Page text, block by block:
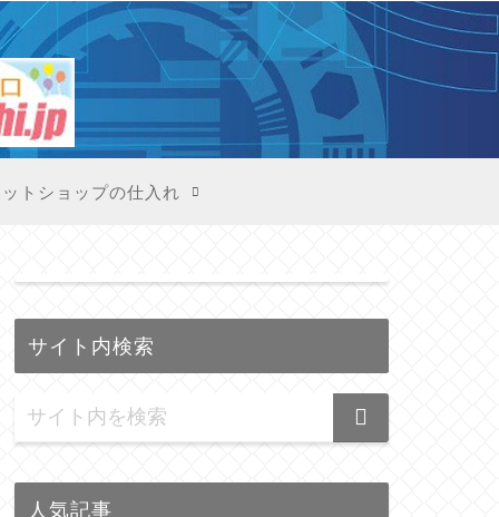
トショップの仕入れ
サイト内検索
人気記事